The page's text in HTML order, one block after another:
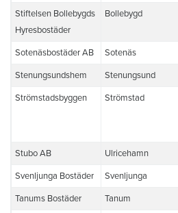
Stiftelsen Bollebygds
Hyresbostäder
Bollebygd
Sotenäsbostäder AB Sotenäs
Stenungsundshem Stenungsund
Strömstadsbyggen Strömstad
Stubo AB Ulricehamn
Svenljunga Bostäder Svenljunga
Tanums Bostäder Tanum